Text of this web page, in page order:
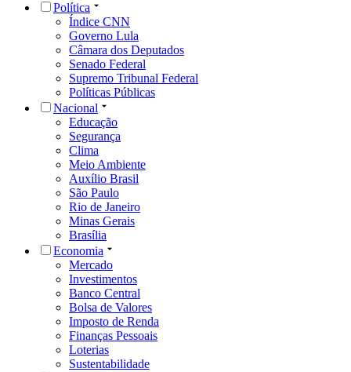
Política
Índice CNN
Governo Lula
Câmara dos Deputados
Senado Federal
Supremo Tribunal Federal
Políticas Públicas
Nacional
Educação
Segurança
Clima
Meio Ambiente
Auxílio Brasil
São Paulo
Rio de Janeiro
Minas Gerais
Brasília
Economia
Mercado
Investimentos
Banco Central
Bolsa de Valores
Imposto de Renda
Finanças Pessoais
Loterias
Sustentabilidade